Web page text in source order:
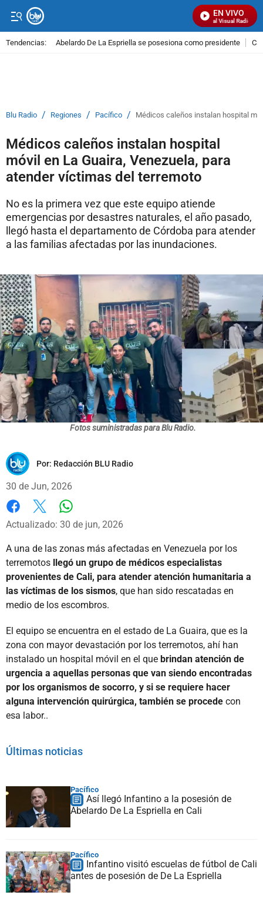
EN VIVO
Señal Visual Radio
Tendencias: Abelardo De La Espriella se posesiona como presidente
Blu Radio / Regiones / Pacífico / Médicos caleños instalan hospital
Médicos caleños instalan hospital
móvil en La Guaira, Venezuela, para
atender víctimas del terremoto
No es la primera vez que este equipo atiende
emergencias por desastres naturales, el año pasado,
llegó hasta el departamento de Córdoba para atender
a las familias afectadas por las inundaciones.
Fotos suministradas para Blu Radio.
Por: Redacción BLU Radio
30 de Jun, 2026
Facebook
X
Actualizado: 30 de jun, 2026
A una de las zonas más afectadas en Venezuela por los
terremotos llegó un grupo de médicos especialistas
provenientes de Cali, para atender atención humanitaria a
las víctimas de los sismos, que han sido rescatadas en
medio de los escombros.
El equipo se encuentra en el estado de La Guaira, que es la
zona con mayor devastación por los terremotos, ahí han
instalado un hospital móvil en el que brindan atención de
urgencia a aquellas personas que van siendo encontradas
por los organismos de socorro, y si se requiere hacer
alguna intervención quirúrgica, también se procede con
esa labor..
Últimas noticias
Pacífico
Así llegó Infantino a la posesión de
Abelardo De La Espriella en Cali
Pacífico
Infantino visitó escuelas de fútbol de Cali
antes de posesión de De La Espriella